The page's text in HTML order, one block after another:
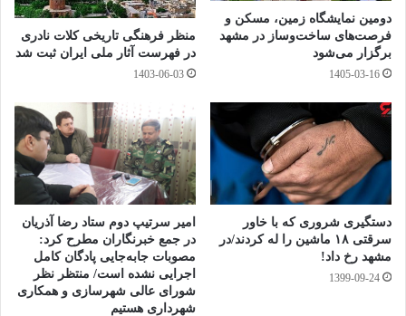
دومین نمایشگاه زمین، مسکن و
فرصت‌های ساخت‌وساز در مشهد
برگزار می‌شود
1405-03-16
منظر فرهنگی تاریخی کلات نادری
در فهرست آثار ملی ایران ثبت شد
1403-06-03
دستگیری شروری که با خاور
سرقتی ۱۸ ماشین را له کردند/در
مشهد رخ داد!
1399-09-24
امیر سرتیپ دوم ستاد رضا آذریان
در جمع خبرنگاران مطرح کرد:
مصوبات جابه‌جایی پادگان کامل
اجرایی نشده است/ منتظر نظر
شورای عالی شهرسازی و همکاری
شهرداری هستیم